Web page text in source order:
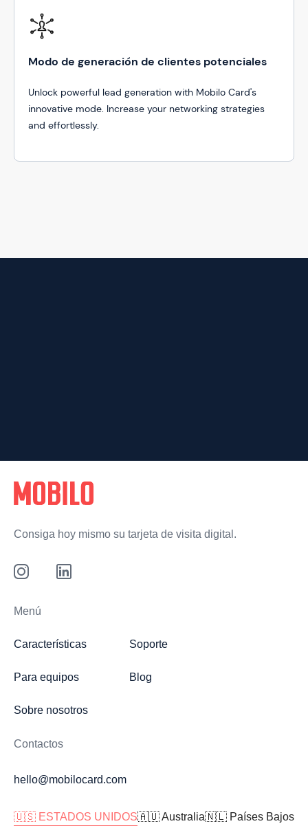
Modo de generación de clientes potenciales
Unlock powerful lead generation with Mobilo Card's
innovative mode. Increase your networking strategies
and effortlessly.
Consiga hoy mismo su tarjeta de visita digital.
Menú
Características
Para equipos
Sobre nosotros
Soporte
Blog
Contactos
hello@mobilocard.com
🇺🇸 ESTADOS UNIDOS🇦🇺 Australia🇳🇱 Países Bajos